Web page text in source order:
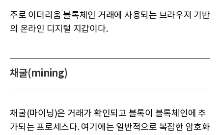
주로 이더리움 블록체인 거래에 사용되는 브라우저 기반
의 온라인 디지털 지갑이다.
채굴(mining)
채굴(마이닝)은 거래가 확인되고 블록이 블록체인에 추
가되는 프로세스다. 여기에는 일반적으로 복잡한 암호화